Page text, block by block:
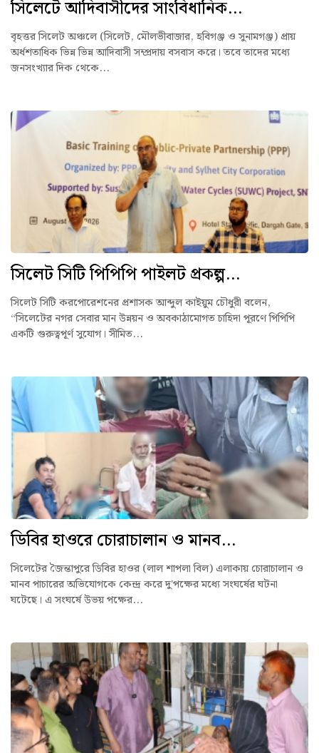
সিলেটে আদিবাসীদের সাংবিধানিক...
বৃহত্তর সিলেট অঞ্চলে (সিলেট, মৌলভীবাজার, হবিগঞ্জ ও সুনামগঞ্জ) প্রায়
অর্ধশতাধিক ভিন্ন ভিন্ন আদিবাসী সম্প্রদায় বসবাস করে। তবে তাদের মধ্যে
জনসংখ্যার দিক থেকে...
সিলেট সিটি পিপিপি পাইলট প্রকল্প...
সিলেট সিটি করপোরেশনের প্রশাসক আব্দুল কাইয়ুম চৌধুরী বলেন,
“সিলেটের নগর সেবার মান উন্নয়ন ও অবকাঠামোগত চাহিদা পূরণে পিপিপি
একটি গুরুত্বপূর্ণ সুযোগ। সীমিত...
ডিবির হাওরে চোরাচালান ও মানব...
সিলেটের জৈন্তাপুরে ডিবির হাওর (লাল শাপলা বিল) এলাকায় চোরাচালান ও
মানব পাচারের অভিযোগকে কেন্দ্র করে দু'পক্ষের মধ্যে সংঘর্ষের ঘটনা
ঘটেছে। এ সংঘর্ষে উভয় পক্ষের...